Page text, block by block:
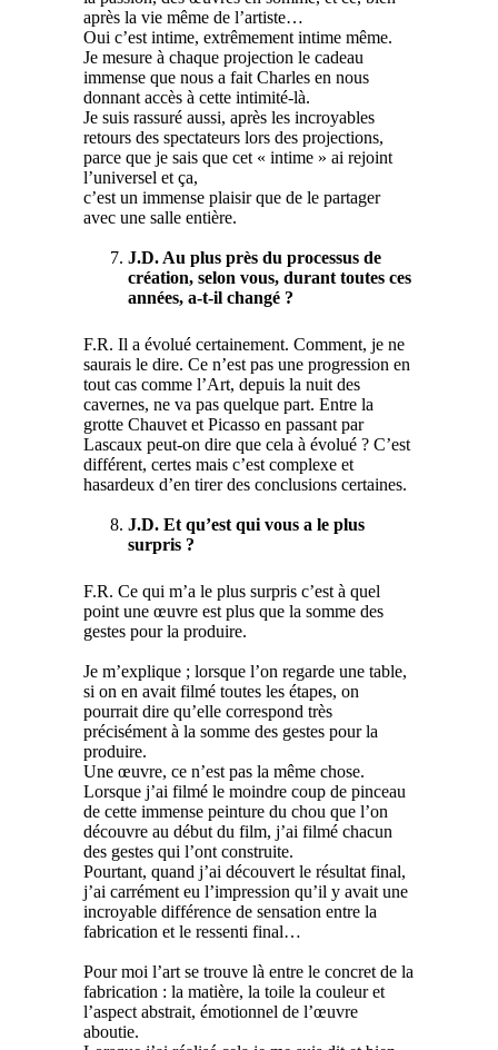
après la vie même de l’artiste…
Oui c’est intime, extrêmement intime même.
Je mesure à chaque projection le cadeau
immense que nous a fait Charles en nous
donnant accès à cette intimité-là.
Je suis rassuré aussi, après les incroyables
retours des spectateurs lors des projections,
parce que je sais que cet « intime » ai rejoint
l’universel et ça,
c’est un immense plaisir que de le partager
avec une salle entière.
J.D. Au plus près du processus de
création, selon vous, durant toutes ces
années, a-t-il changé ?
F.R. Il a évolué certainement. Comment, je ne
saurais le dire. Ce n’est pas une progression en
tout cas comme l’Art, depuis la nuit des
cavernes, ne va pas quelque part. Entre la
grotte Chauvet et Picasso en passant par
Lascaux peut-on dire que cela à évolué ? C’est
différent, certes mais c’est complexe et
hasardeux d’en tirer des conclusions certaines.
J.D. Et qu’est qui vous a le plus
surpris ?
F.R. Ce qui m’a le plus surpris c’est à quel
point une œuvre est plus que la somme des
gestes pour la produire.
Je m’explique ; lorsque l’on regarde une table,
si on en avait filmé toutes les étapes, on
pourrait dire qu’elle correspond très
précisément à la somme des gestes pour la
produire.
Une œuvre, ce n’est pas la même chose.
Lorsque j’ai filmé le moindre coup de pinceau
de cette immense peinture du chou que l’on
découvre au début du film, j’ai filmé chacun
des gestes qui l’ont construite.
Pourtant, quand j’ai découvert le résultat final,
j’ai carrément eu l’impression qu’il y avait une
incroyable différence de sensation entre la
fabrication et le ressenti final…
Pour moi l’art se trouve là entre le concret de la
fabrication : la matière, la toile la couleur et
l’aspect abstrait, émotionnel de l’œuvre
aboutie.